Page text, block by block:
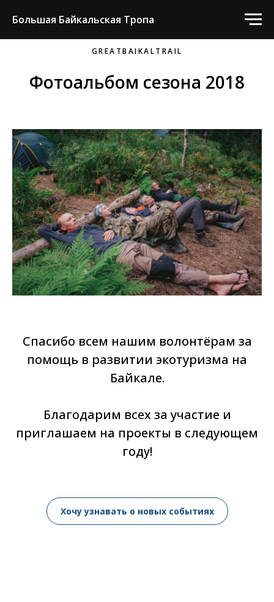
Большая Байкальская Тропа
GREATBAIKALTRAIL
Фотоальбом сезона 2018
Спасибо всем нашим волонтёрам за
помощь в развитии экотуризма на
Байкале.
Благодарим всех за участие и
приглашаем на проекты в следующем
году!
Хочу узнавать о новых событиях